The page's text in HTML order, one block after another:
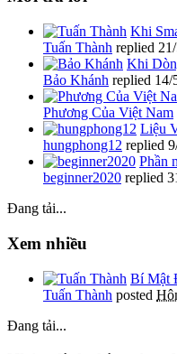
Khi
Tuấn Thành replied
Khi
Bảo Khánh replied 14/
Phương Của Việt Nam
Liệu
hungphong12 replied
Phần
beginner2020 replied
Đang tải...
Xem nhiều
Bí Mật
Tuấn Thành posted
Đang tải...